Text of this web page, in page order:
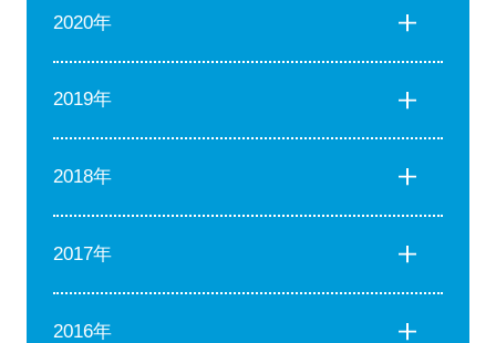
2020年
2019年
2018年
2017年
2016年